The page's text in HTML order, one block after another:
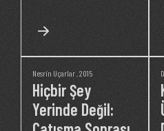
Nesrin Uçarlar , 2015
Hiçbir Şey
Yerinde Değil: